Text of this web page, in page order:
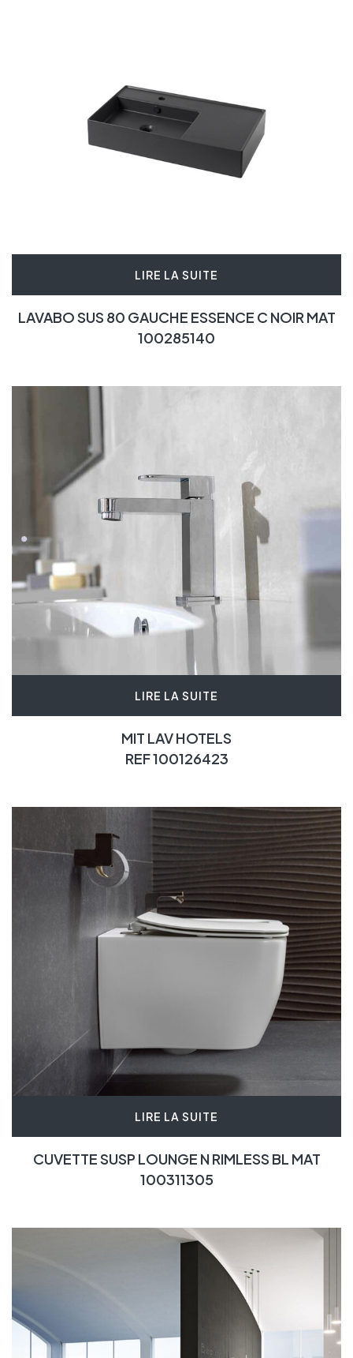
LIRE LA SUITE
LAVABO SUS 80 GAUCHE ESSENCE C NOIR MAT
100285140
LIRE LA SUITE
MIT LAV HOTELS
REF 100126423
LIRE LA SUITE
CUVETTE SUSP LOUNGE N RIMLESS BL MAT
100311305